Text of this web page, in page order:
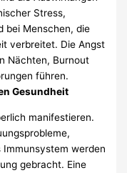
Stress,
bei Menschen, die
verbreitet. Die Angst
Nächten, Burnout
führen.
Gesundheit
manifestieren.
werden
gebracht. Eine